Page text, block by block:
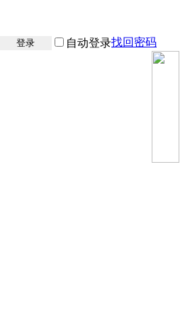
登录 自动登录找回密码